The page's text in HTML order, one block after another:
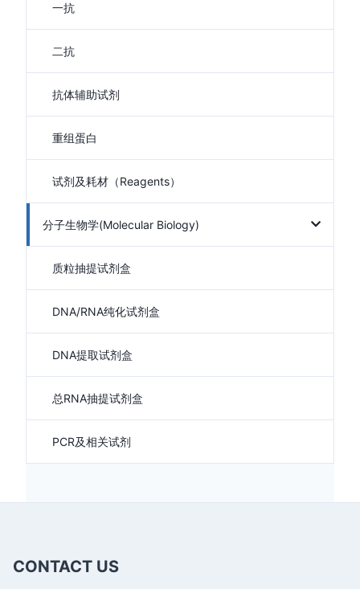
一抗
二抗
抗体辅助试剂
重组蛋白
试剂及耗材（Reagents）
分子生物学(Molecular Biology)
质粒抽提试剂盒
DNA/RNA纯化试剂盒
DNA提取试剂盒
总RNA抽提试剂盒
PCR及相关试剂
CONTACT US